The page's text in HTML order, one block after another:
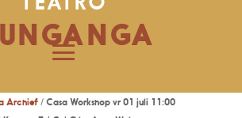
Archief/ Casa Workshop vr 01 juli 11:00